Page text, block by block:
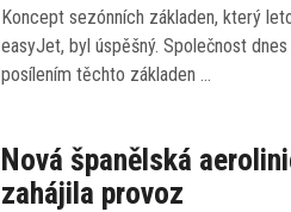
Koncept sezónních základen, který
easyJet, byl úspěšný. Společnost
posílením těchto základen …
Nová španělská
zahájila provoz